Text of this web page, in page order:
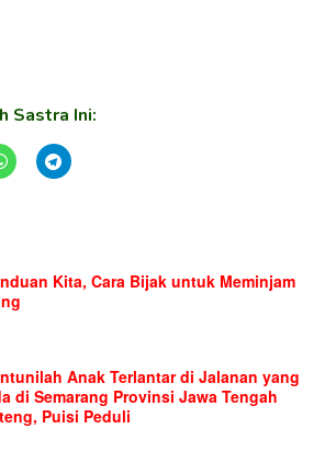
Sastra Ini:
Kita, Cara Bijak untuk Meminjam
Anak Terlantar di Jalanan yang
di Semarang Provinsi Jawa Tengah
Puisi Peduli